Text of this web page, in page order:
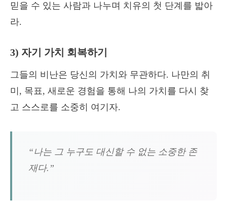
믿을 수 있는 사람과 나누며 치유의 첫 단계를 밟아
라.
3) 자기 가치 회복하기
그들의 비난은 당신의 가치와 무관하다. 나만의 취
미, 목표, 새로운 경험을 통해 나의 가치를 다시 찾
고 스스로를 소중히 여기자.
“나는 그 누구도 대신할 수 없는 소중한 존
재다.”